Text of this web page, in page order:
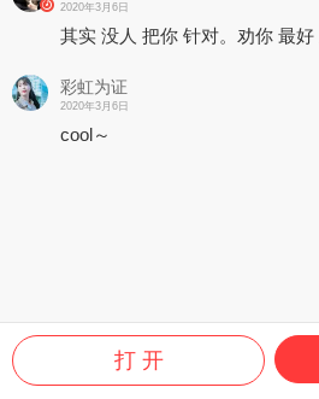
2020年3月6日
其实 没人 把你 针对。劝你 最
彩虹为证
2020年3月6日
cool～
打 开